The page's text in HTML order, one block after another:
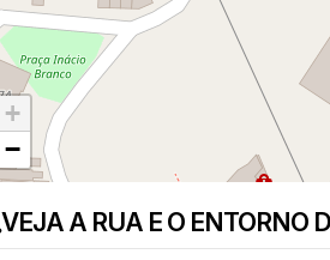
+
−
VEJA A RUA E O ENTORNO